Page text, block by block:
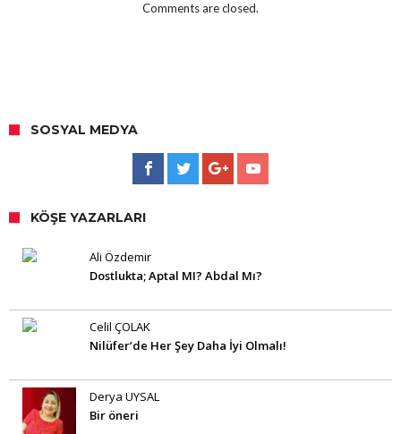
Comments are closed.
SOSYAL MEDYA
KÖŞE YAZARLARI
Ali Özdemir
Dostlukta; Aptal MI? Abdal Mı?
Celil ÇOLAK
Nilüfer’de Her Şey Daha İyi Olmalı!
Derya UYSAL
Bir öneri